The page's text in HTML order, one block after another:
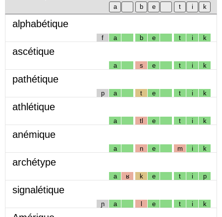
alphabétique
f a b e t i k
ascétique
a s e t i k
pathétique
p a t e t i k
athlétique
a tl e t i k
anémique
a n e m i k
archétype
a ʁ k e t i p
signalétique
ɲ a l e t i k